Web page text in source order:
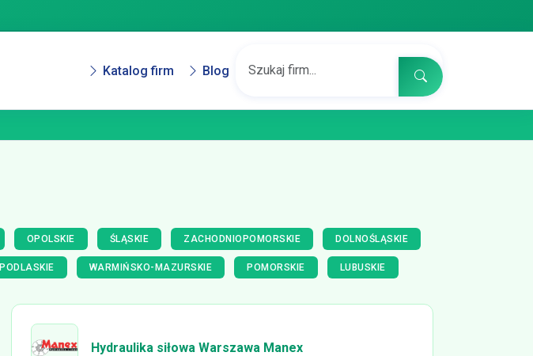
Katalog firm Blog
OPOLSKIE ŚLĄSKIE ZACHODNIOPOMORSKIE DOLNOŚLĄSKIE
PODLASKIE WARMIŃSKO-MAZURSKIE POMORSKIE LUBUSKIE
Hydraulika siłowa Warszawa Manex